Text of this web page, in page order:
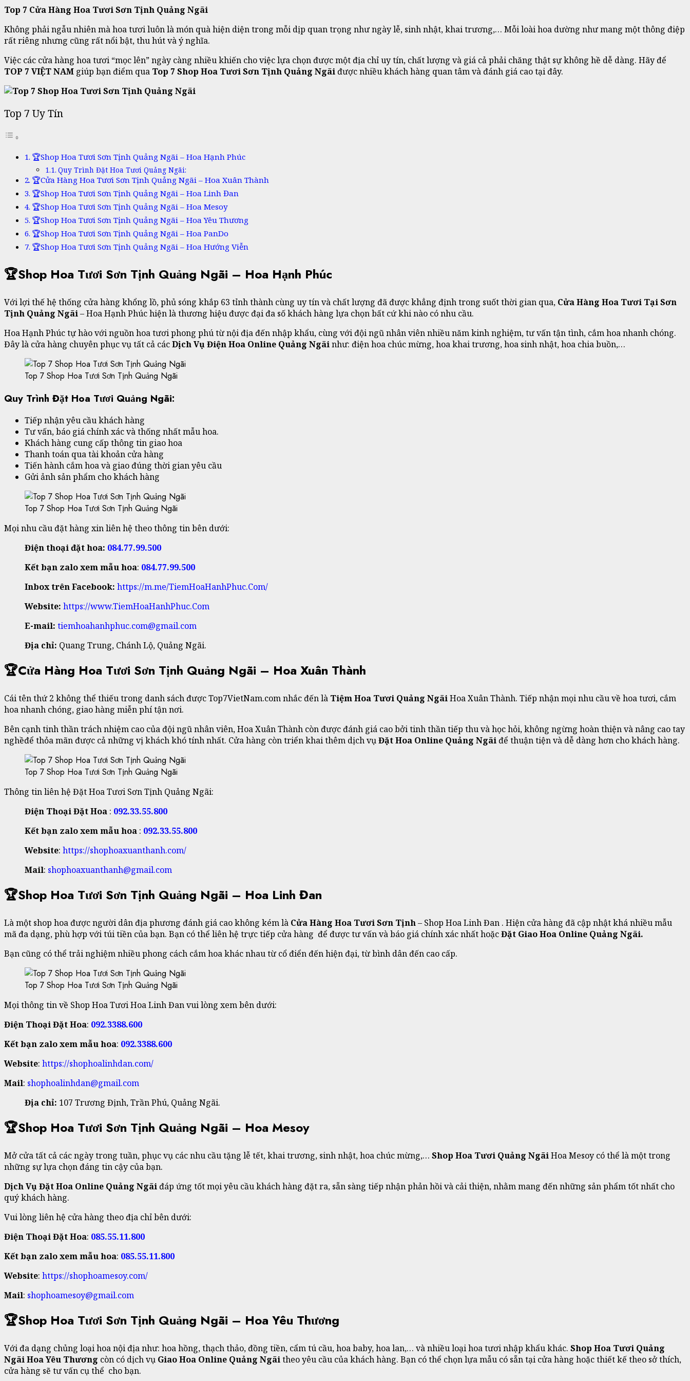
Top 7 Cửa Hàng Hoa Tươi Sơn Tịnh Quảng Ngãi
Không phải ngẫu nhiên mà hoa tươi luôn là món quà hiện diện trong mỗi dịp quan trọng như ngày lễ, sinh nhật, khai trương,… Mỗi loài hoa dường như mang một thông điệp
rất riêng nhưng cũng rất nổi bật, thu hút và ý nghĩa.
Việc các cửa hàng hoa tươi “mọc lên” ngày càng nhiều khiến cho việc lựa chọn được một địa chỉ uy tín, chất lượng và giá cả phải chăng thật sự không hề dễ dàng. Hãy để
TOP 7 VIỆT NAM giúp bạn điểm qua Top 7 Shop Hoa Tươi Sơn Tịnh Quảng Ngãiđược nhiều khách hàng quan tâm và đánh giá cao tại đây.
Top 7 Uy Tín
🏆Shop Hoa Tươi Sơn Tịnh Quảng Ngãi – Hoa Hạnh Phúc
Quy Trình Đặt Hoa Tươi Quảng Ngãi:
🏆Cửa Hàng Hoa Tươi Sơn Tịnh Quảng Ngãi – Hoa Xuân Thành
🏆Shop Hoa Tươi Sơn Tịnh Quảng Ngãi – Hoa Linh Đan
🏆Shop Hoa Tươi Sơn Tịnh Quảng Ngãi – Hoa Mesoy
🏆Shop Hoa Tươi Sơn Tịnh Quảng Ngãi – Hoa Yêu Thương
🏆Shop Hoa Tươi Sơn Tịnh Quảng Ngãi – Hoa PanDo
🏆Shop Hoa Tươi Sơn Tịnh Quảng Ngãi – Hoa Hướng Viễn
🏆Shop Hoa Tươi Sơn Tịnh Quảng Ngãi – Hoa Hạnh Phúc
Với lợi thế hệ thống cửa hàng khổng lồ, phủ sóng khắp 63 tỉnh thành cùng uy tín và chất lượng đã được khẳng định trong suốt thời gian qua, Cửa Hàng Hoa Tươi Tại Sơn
Tịnh Quảng Ngãi– Hoa Hạnh Phúc hiện là thương hiệu được đại đa số khách hàng lựa chọn bất cứ khi nào có nhu cầu.
Hoa Hạnh Phúc tự hào với nguồn hoa tươi phong phú từ nội địa đến nhập khẩu, cùng với đội ngũ nhân viên nhiều năm kinh nghiệm, tư vấn tận tình, cắm hoa nhanh chóng.
Đây là cửa hàng chuyên phục vụ tất cả cácDịch Vụ Điện Hoa Online Quảng Ngãinhư: điện hoa chúc mừng, hoa khai trương, hoa sinh nhật, hoa chia buồn,…
Top 7 Shop Hoa Tươi Sơn Tịnh Quảng Ngãi
Quy Trình Đặt Hoa Tươi Quảng Ngãi:
Tiếp nhận yêu cầu khách hàng
Tư vấn, báo giá chính xác và thống nhất mẫu hoa.
Khách hàng cung cấp thông tin giao hoa
Thanh toán qua tài khoản cửa hàng
Tiến hành cắm hoa và giao đúng thời gian yêu cầu
Gửi ảnh sản phẩm cho khách hàng
Top 7 Shop Hoa Tươi Sơn Tịnh Quảng Ngãi
Mọi nhu cầu đặt hàng xin liên hệ theo thông tin bên dưới:
Điện thoại đặt hoa: 084.77.99.500
Kết bạn zalo xem mẫu hoa: 084.77.99.500
Inbox trên Facebook: https://m.me/TiemHoaHanhPhuc.Com/
Website: https://www.TiemHoaHanhPhuc.Com
E-mail: tiemhoahanhphuc.com@gmail.com
Địa chỉ: Quang Trung, Chánh Lộ, Quảng Ngãi.
🏆Cửa Hàng Hoa Tươi Sơn Tịnh Quảng Ngãi – Hoa Xuân Thành
Cái tên thứ 2 không thể thiếu trong danh sách được Top7VietNam.com nhắc đến là Tiệm Hoa Tươi Quảng NgãiHoa Xuân Thành. Tiếp nhận mọi nhu cầu về hoa tươi, cắm
hoa nhanh chóng, giao hàng miễn phí tận nơi.
Bên cạnh tinh thần trách nhiệm cao của đội ngũ nhân viên, Hoa Xuân Thành còn được đánh giá cao bởi tinh thần tiếp thu và học hỏi, không ngừng hoàn thiện và nâng cao tay
nghềđể thỏa mãn được cả những vị khách khó tính nhất. Cửa hàng còn triển khai thêm dịch vụĐặt Hoa Online Quảng Ngãiđể thuận tiện và dễ dàng hơn cho khách hàng.
Top 7 Shop Hoa Tươi Sơn Tịnh Quảng Ngãi
Thông tin liên hệ Đặt Hoa Tươi Sơn Tịnh Quảng Ngãi:
Điện Thoại Đặt Hoa : 092.33.55.800
Kết bạn zalo xem mẫu hoa : 092.33.55.800
Website: https://shophoaxuanthanh.com/
Mail: shophoaxuanthanh@gmail.com
🏆Shop Hoa Tươi Sơn Tịnh Quảng Ngãi – Hoa Linh Đan
Là một shop hoa được người dân địa phương đánh giá cao không kém là Cửa Hàng Hoa Tươi Sơn Tịnh– Shop Hoa Linh Đan . Hiện cửa hàng đã cập nhật khá nhiều mẫu
mã đa dạng, phù hợp với túi tiền của bạn. Bạn có thể liên hệ trực tiếp cửa hàng để được tư vấn và báo giá chính xác nhất hoặcĐặt Giao Hoa Online Quảng Ngãi.
Bạn cũng có thể trải nghiệm nhiều phong cách cắm hoa khác nhau từ cổ điển đến hiện đại, từ bình dân đến cao cấp.
Top 7 Shop Hoa Tươi Sơn Tịnh Quảng Ngãi
Mọi thông tin về Shop Hoa Tươi Hoa Linh Đan vui lòng xem bên dưới:
Điện Thoại Đặt Hoa: 092.3388.600
Kết bạn zalo xem mẫu hoa: 092.3388.600
Website: https://shophoalinhdan.com/
Mail: shophoalinhdan@gmail.com
Địa chỉ: 107 Trương Định, Trần Phú, Quảng Ngãi.
🏆Shop Hoa Tươi Sơn Tịnh Quảng Ngãi – Hoa Mesoy
Mở cửa tất cả các ngày trong tuần, phục vụ các nhu cầu tặng lễ tết, khai trương, sinh nhật, hoa chúc mừng,… Shop Hoa Tươi Quảng NgãiHoa Mesoy có thể là một trong
những sự lựa chọn đáng tin cậy của bạn.
Dịch Vụ Đặt Hoa Online Quảng Ngãiđáp ứng tốt mọi yêu cầu khách hàng đặt ra, sẵn sàng tiếp nhận phản hồi và cải thiện, nhằm mang đến những sản phẩm tốt nhất cho
quý khách hàng.
Vui lòng liên hệ cửa hàng theo địa chỉ bên dưới:
Điện Thoại Đặt Hoa: 085.55.11.800
Kết bạn zalo xem mẫu hoa: 085.55.11.800
Website: https://shophoamesoy.com/
Mail: shophoamesoy@gmail.com
🏆Shop Hoa Tươi Sơn Tịnh Quảng Ngãi – Hoa Yêu Thương
Với đa dạng chủng loại hoa nội địa như: hoa hồng, thạch thảo, đồng tiền, cẩm tú cầu, hoa baby, hoa lan,… và nhiều loại hoa tươi nhập khẩu khác. Shop Hoa Tươi Quảng
Ngãi Hoa Yêu Thương còn có dịch vụ Giao Hoa Online Quảng Ngãitheo yêu cầu của khách hàng. Bạn có thể chọn lựa mẫu có sẵn tại cửa hàng hoặc thiết kế theo sở thích,
cửa hàng sẽ tư vấn cụ thể cho bạn.